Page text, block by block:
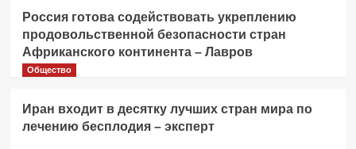
Россия готова содействовать укреплению
продовольственной безопасности стран
Африканского континента – Лавров
Общество
Иран входит в десятку лучших стран мира по
лечению бесплодия – эксперт